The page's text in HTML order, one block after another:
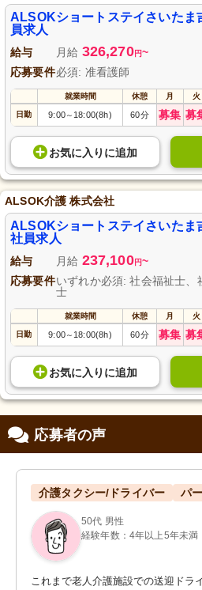
ALSOKショートステイさいたま
員求人
給与 月給 326,270円~
応募要件必須: 准看護師
就業時間 休憩 月 火
日勤 9:00～18:00(8h) 60分 募集 募
お気に入り に追加
ALSOK介護 株式会社
ALSOKショートステイさいたま
社員求人
給与 月給 237,100円~
応募要件いずれか必須: 社会福祉士、
士
就業時間 休憩 月 火
日勤 9:00～18:00(8h) 60分 募集 募
お気に入り に追加
応募者の声
介護タクシー/ドライバー パ
50代 男性
経験年数：4年以上5年未満
これまで老人介護施設での送迎ドラ